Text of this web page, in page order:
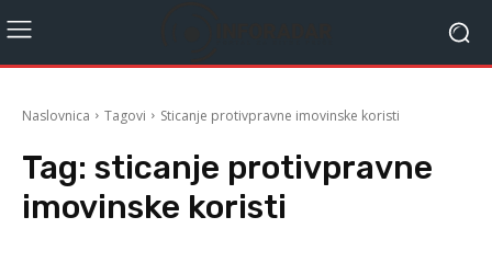
Naslovnica Tagovi Sticanje protivpravne imovinske koristi
Tag: sticanje protivpravne
imovinske koristi